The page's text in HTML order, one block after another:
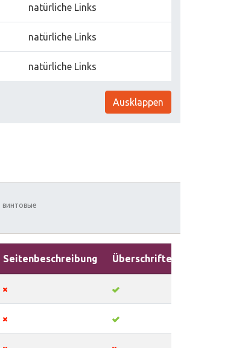
natürliche Links
natürliche Links
natürliche Links
Ausklappen
винтовые
Seitenbeschreibung Überschriften